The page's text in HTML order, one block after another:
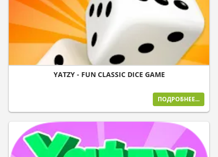
YATZY - FUN CLASSIC DICE GAME
ПОДРОБНЕЕ...